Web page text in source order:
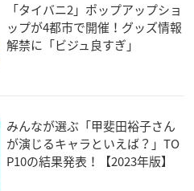
「タイバニ2」ポップアップショ
ップが4都市で開催！グッズ情報
解禁に「ビジュ良すぎ」
みんなが選ぶ「甲斐田裕子さん
が演じるキャラといえば？」TO
P10の結果発表！【2023年版】